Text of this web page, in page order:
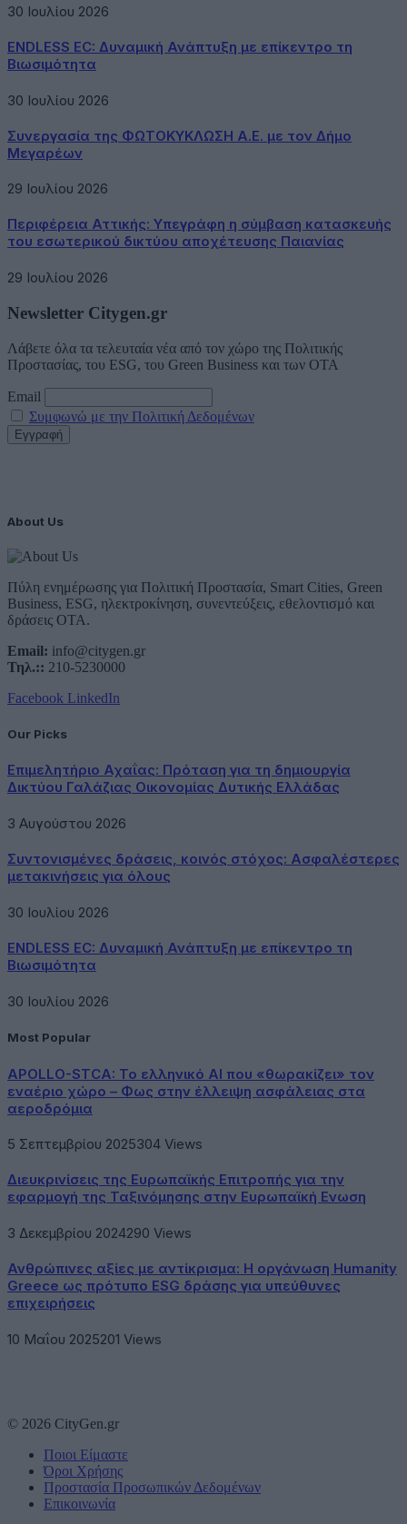
30 Ιουλίου 2026
ENDLESS EC: Δυναμική Ανάπτυξη με επίκεντρο τη
Βιωσιμότητα
30 Ιουλίου 2026
Συνεργασία της ΦΩΤΟΚΥΚΛΩΣΗ Α.Ε. με τον Δήμο
Μεγαρέων
29 Ιουλίου 2026
Περιφέρεια Αττικής: Υπεγράφη η σύμβαση κατασκευής
του εσωτερικού δικτύου αποχέτευσης Παιανίας
29 Ιουλίου 2026
Newsletter Citygen.gr
Λάβετε όλα τα τελευταία νέα από τον χώρο της Πολιτικής
Προστασίας, του ESG, του Green Business και των ΟΤΑ
Email
Συμφωνώ με την Πολιτική Δεδομένων
About Us
Πύλη ενημέρωσης για Πολιτική Προστασία, Smart Cities, Green
Business, ESG, ηλεκτροκίνηση, συνεντεύξεις, εθελοντισμό και
δράσεις ΟΤΑ.
Email: info@citygen.gr
Τηλ.:: 210-5230000
Facebook LinkedIn
Our Picks
Επιμελητήριο Αχαΐας: Πρόταση για τη δημιουργία
Δικτύου Γαλάζιας Οικονομίας Δυτικής Ελλάδας
3 Αυγούστου 2026
Συντονισμένες δράσεις, κοινός στόχος: Ασφαλέστερες
μετακινήσεις για όλους
30 Ιουλίου 2026
ENDLESS EC: Δυναμική Ανάπτυξη με επίκεντρο τη
Βιωσιμότητα
30 Ιουλίου 2026
Most Popular
APOLLO-STCA: Το ελληνικό AI που «θωρακίζει» τον
εναέριο χώρο – Φως στην έλλειψη ασφάλειας στα
αεροδρόμια
5 Σεπτεμβρίου 2025304 Views
Διευκρινίσεις της Ευρωπαϊκής Επιτροπής για την
εφαρμογή της Ταξινόμησης στην Ευρωπαϊκή Ενωση
3 Δεκεμβρίου 2024290 Views
Ανθρώπινες αξίες με αντίκρισμα: Η οργάνωση Humanity
Greece ως πρότυπο ESG δράσης για υπεύθυνες
επιχειρήσεις
10 Μαΐου 2025201 Views
© 2026 CityGen.gr
Ποιοι Είμαστε
Όροι Χρήσης
Προστασία Προσωπικών Δεδομένων
Επικοινωνία